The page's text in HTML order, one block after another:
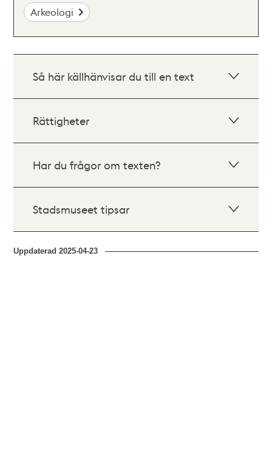
Arkeologi
Så här källhänvisar du till en text
Rättigheter
Har du frågor om texten?
Stadsmuseet tipsar
Uppdaterad2025-04-23